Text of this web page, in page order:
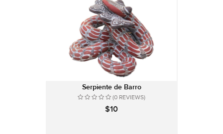
Serpiente de Barro
(0 REVIEWS)
$10